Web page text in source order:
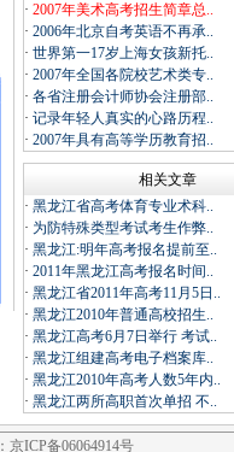
· 2007年美术高考招生简章总..
· 2006年北京自考英语不再承..
· 世界第一17岁上海女孩新托..
· 2007年全国各院校艺术类专..
· 各省注册会计师协会注册部..
· 记录年轻人真实的心路历程..
· 2007年具有高等学历教育招..
相关文章
· 黑龙江省高考体育专业术科..
· 为防特殊类型考试考生作弊..
· 黑龙江:明年高考报名提前至..
· 2011年黑龙江高考报名时间..
· 黑龙江省2011年高考11月5日..
· 黑龙江2010年普通高校招生..
· 黑龙江高考6月7日举行 考试..
· 黑龙江组建高考电子档案库..
· 黑龙江2010年高考人数5年内..
· 黑龙江两所高职首次单招 不..
ICP备06064914号